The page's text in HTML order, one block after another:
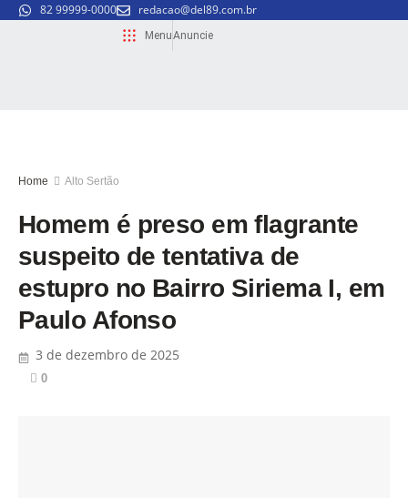
82 99999-0000 redacao@del89.com.br
MenuAnuncie
Home Alto Sertão
Homem é preso em flagrante
suspeito de tentativa de
estupro no Bairro Siriema I, em
Paulo Afonso
3 de dezembro de 2025
0